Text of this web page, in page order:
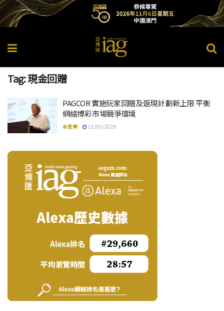
Tag:現金回贈
PAGCOR 實施玩家回贈及返現計劃新上限 平衡
網絡博彩市場競爭環境
本思齊 11/05/2026